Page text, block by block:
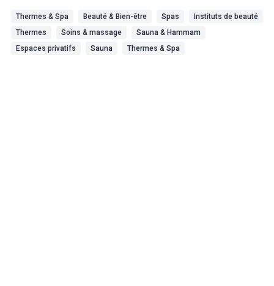
Thermes & Spa Beauté & Bien-être Spas
Instituts de beauté
Thermes
Soins & massage
Sauna & Hammam
Espaces privatifs
Sauna Thermes & Spa